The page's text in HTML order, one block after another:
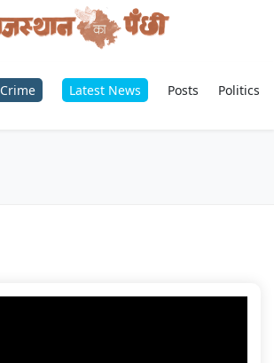
Crime Latest News Posts Politics